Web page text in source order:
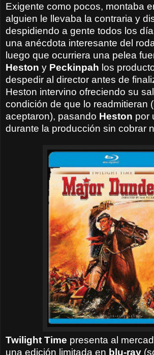
Exigente como pocos, montaba
alguien le llevaba la contraria y
despidiendo a gente todos los
una anécdota interesante del
luego que ocurriera una pelea
Heston y Peckinpah los
despedir al director antes de
Heston intervino ofreciendo su
condición de que lo readmitieran
aceptaron), pasando Heston por
durante la producción sin cobrar
Twilight Time presenta al
una edición limitada en blu-ray